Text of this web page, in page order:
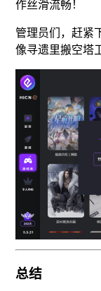
作丝滑流畅！
管理员们，赶紧
像寻遗里搬空塔
总结